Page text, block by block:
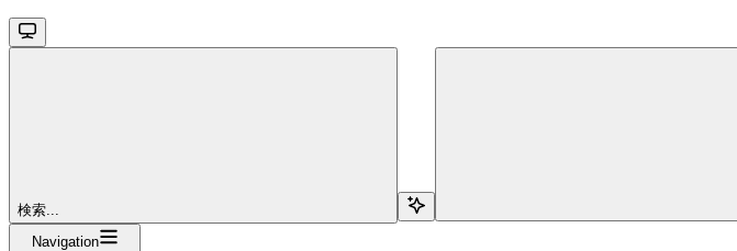
検索...
Navigation